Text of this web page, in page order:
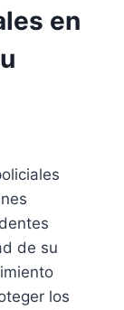
en
de su
los